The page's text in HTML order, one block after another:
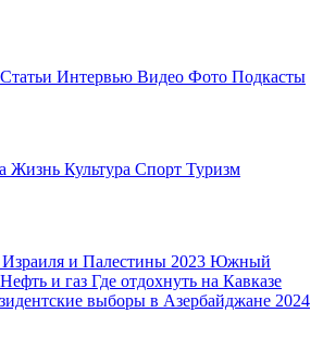
Статьи Интервью Видео Фото Подкасты
Жизнь Культура Спорт Туризм
и Палестины 2023 Южный
Нефть и газ Где отдохнуть на Кавказе
выборы в Азербайджане 2024